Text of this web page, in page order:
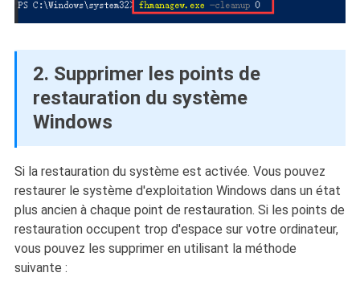
2. Supprimer les points de
restauration du système
Windows
Si la restauration du système est activée. Vous pouvez
restaurer le système d'exploitation Windows dans un état
plus ancien à chaque point de restauration. Si les points de
restauration occupent trop d'espace sur votre ordinateur,
vous pouvez les supprimer en utilisant la méthode
suivante :